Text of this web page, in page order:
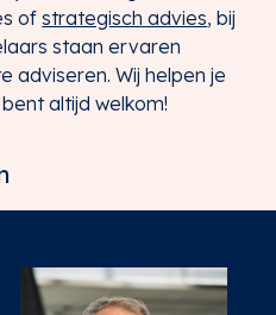
ofstrategisch advies, bij
staan ervaren
adviseren. Wij helpen je
altijd welkom!